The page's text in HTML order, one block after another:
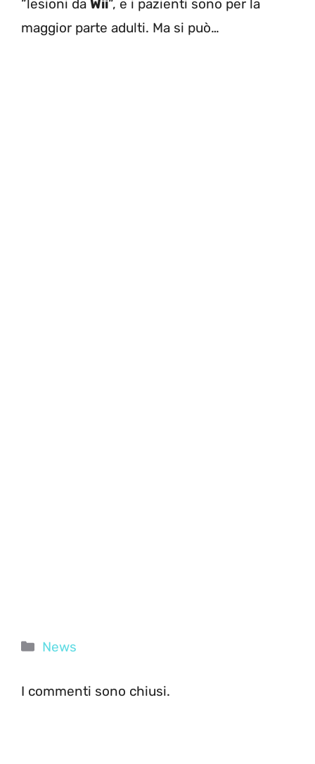
“lesioni da Wii“, e i pazienti sono per la
maggior parte adulti. Ma si può…
Categorie
News
I commenti sono chiusi.